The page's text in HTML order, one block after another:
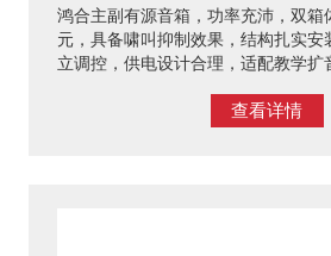
鸿合主副有源音箱，功率充沛，双箱
元，具备啸叫抑制效果，结构扎实安
立调控，供电设计合理，适配教学扩
查看详情